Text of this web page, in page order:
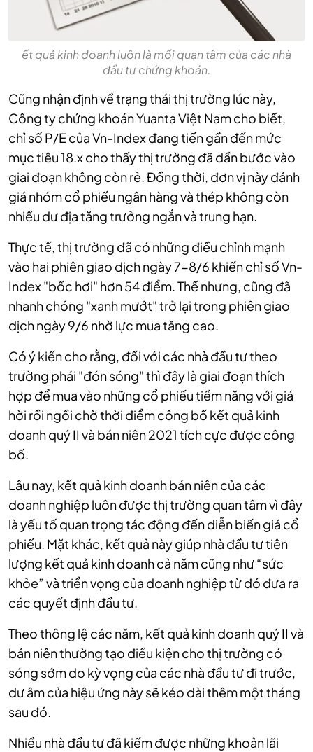
ết quả kinh doanh luôn là mối quan tâm của các nhà
đầu tư chứng khoán.
Cũng nhận định về trạng thái thị trường lúc này,
Công ty chứng khoán Yuanta Việt Nam cho biết,
chỉ số P/E của Vn-Index đang tiến gần đến mức
mục tiêu 18.x cho thấy thị trường đã dần bước vào
giai đoạn không còn rẻ. Đồng thời, đơn vị này đánh
giá nhóm cổ phiếu ngân hàng và thép không còn
nhiều dư địa tăng trưởng ngắn và trung hạn.
Thực tế, thị trường đã có những điều chỉnh mạnh
vào hai phiên giao dịch ngày 7-8/6 khiến chỉ số Vn-
Index "bốc hơi" hơn 54 điểm. Thế nhưng, cũng đã
nhanh chóng "xanh mướt" trở lại trong phiên giao
dịch ngày 9/6 nhờ lực mua tăng cao.
Có ý kiến cho rằng, đối với các nhà đầu tư theo
trường phái "đón sóng" thì đây là giai đoạn thích
hợp để mua vào những cổ phiếu tiềm năng với giá
hời rồi ngồi chờ thời điểm công bố kết quả kinh
doanh quý II và bán niên 2021 tích cực được công
bố.
Lâu nay, kết quả kinh doanh bán niên của các
doanh nghiệp luôn được thị trường quan tâm vì đây
là yếu tố quan trọng tác động đến diễn biến giá cổ
phiếu. Mặt khác, kết quả này giúp nhà đầu tư tiên
lượng kết quả kinh doanh cả năm cũng như “sức
khỏe” và triển vọng của doanh nghiệp từ đó đưa ra
các quyết định đầu tư.
Theo thông lệ các năm, kết quả kinh doanh quý II và
bán niên thường tạo điều kiện cho thị trường có
sóng sớm do kỳ vọng của các nhà đầu tư đi trước,
dư âm của hiệu ứng này sẽ kéo dài thêm một tháng
sau đó.
Nhiều nhà đầu tư đã kiếm được những khoản lãi